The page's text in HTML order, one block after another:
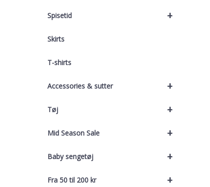
+
Spisetid
Skirts
T-shirts
+
Accessories & sutter
+
Tøj
+
Mid Season Sale
+
Baby sengetøj
+
Fra 50 til 200 kr